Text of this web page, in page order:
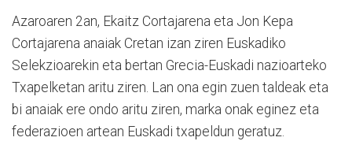
Azaroaren 2an, Ekaitz Cortajarena eta Jon Kepa
Cortajarena anaiak Cretan izan ziren Euskadiko
Selekzioarekin eta bertan Grecia-Euskadi nazioarteko
Txapelketan aritu ziren. Lan ona egin zuen taldeak eta
bi anaiak ere ondo aritu ziren, marka onak eginez eta
federazioen artean Euskadi txapeldun geratuz.